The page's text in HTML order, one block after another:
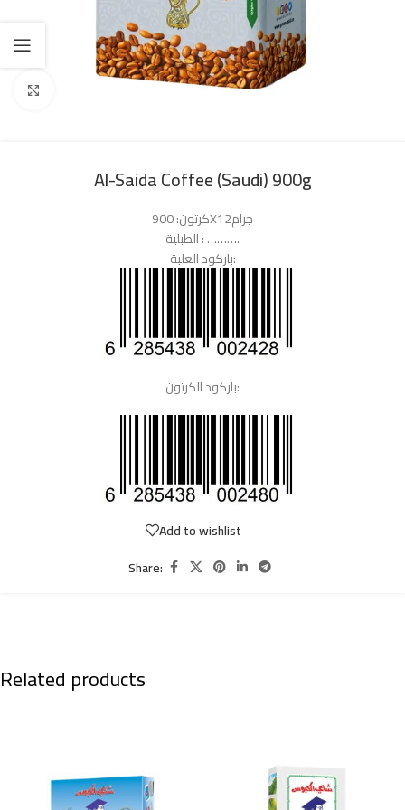
Al-Saida Coffee (Saudi) 900g
كرتون: 900X12جرام
الطبلية : ……….
باركود العلبة:
باركود الكرتون:
Add to wishlist
Share:
Related products